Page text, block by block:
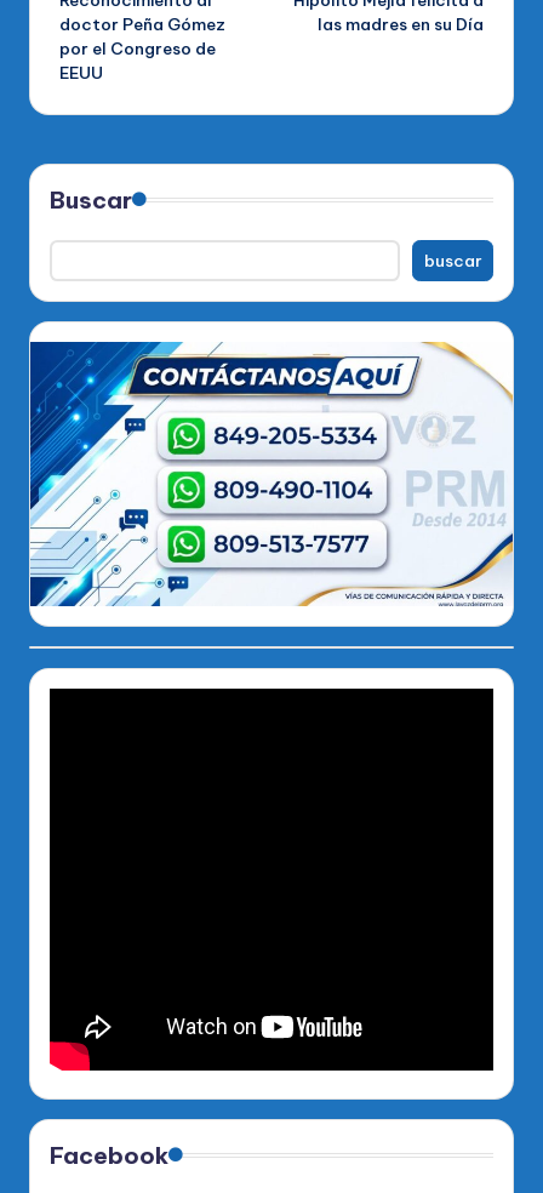
de
entradas
doctor Peña Gómez
por el Congreso de
EEUU
las madres en su Día
Buscar
buscar
Facebook